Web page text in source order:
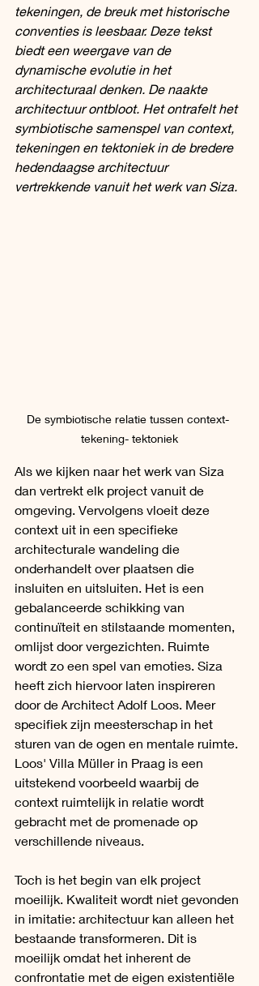
tekeningen, de breuk met historische
conventies is leesbaar. Deze tekst
biedt een weergave van de
dynamische evolutie in het
architecturaal denken. De naakte
architectuur ontbloot. Het ontrafelt het
symbiotische samenspel van context,
tekeningen en tektoniek in de bredere
hedendaagse architectuur
vertrekkende vanuit het werk van Siza.
De symbiotische relatie tussen context-
tekening- tektoniek
Als we kijken naar het werk van Siza
dan vertrekt elk project vanuit de
omgeving. Vervolgens vloeit deze
context uit in een specifieke
architecturale wandeling die
onderhandelt over plaatsen die
insluiten en uitsluiten. Het is een
gebalanceerde schikking van
continuïteit en stilstaande momenten,
omlijst door vergezichten. Ruimte
wordt zo een spel van emoties. Siza
heeft zich hiervoor laten inspireren
door de Architect Adolf Loos. Meer
specifiek zijn meesterschap in het
sturen van de ogen en mentale ruimte.
Loos' Villa Müller in Praag is een
uitstekend voorbeeld waarbij de
context ruimtelijk in relatie wordt
gebracht met de promenade op
verschillende niveaus.
Toch is het begin van elk project
moeilijk. Kwaliteit wordt niet gevonden
in imitatie: architectuur kan alleen het
bestaande transformeren. Dit is
moeilijk omdat het inherent de
confrontatie met de eigen existentiële